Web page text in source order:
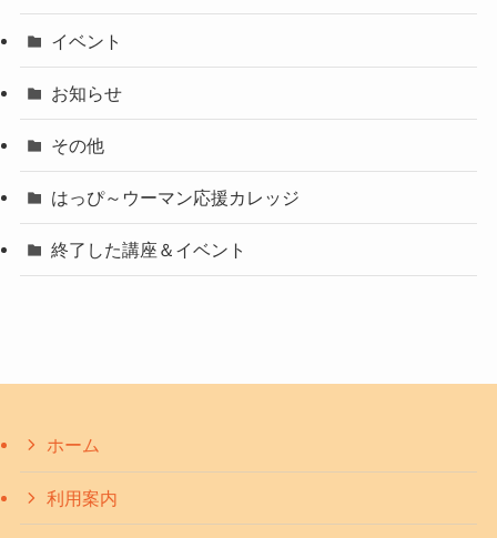
イベント
お知らせ
その他
はっぴ～ウーマン応援カレッジ
終了した講座＆イベント
ホーム
利用案内